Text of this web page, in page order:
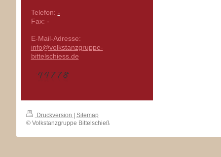
Telefon: -
Fax: -
E-Mail-Adresse:
info@volkstanzgruppe-
bittelschiess.de
Druckversion
Sitemap
© Volkstanzgruppe Bittelschieß